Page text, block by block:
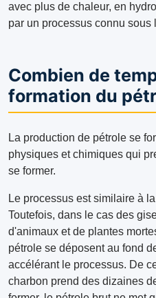
avec plus de chaleur, en
par un processus connu sous
Combien de
formation du
La production de pétrole se
physiques et chimiques qui
se former.
Le processus est similaire à
Toutefois, dans le cas des
d'animaux et de plantes
pétrole se déposent au fond
accélérant le processus. De
charbon prend des dizaines